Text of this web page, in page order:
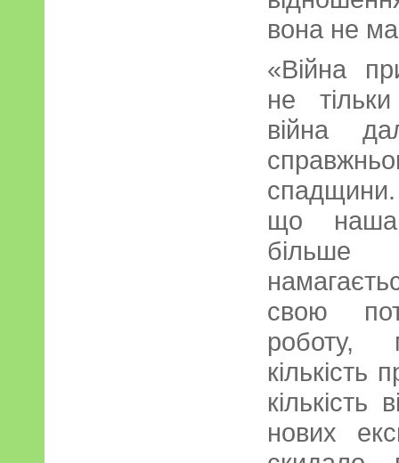
вона не
«Війна
не
війна
спадщини.
що наша
більше
свою
роботу,
кількість
кількість
нових